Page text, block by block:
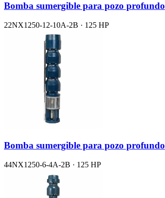
Bomba sumergible para pozo profundo
22NX1250-12-10A-2B · 125 HP
Bomba sumergible para pozo profundo
44NX1250-6-4A-2B · 125 HP